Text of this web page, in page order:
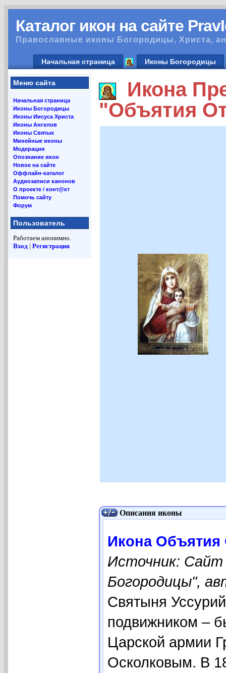
Каталог икон на сайте
Православные иконы Богородицы, Христа,
Начальная страница Иконы Богородицы
Меню сайта
Начальная страница
Иконы Богородицы
Иконы Иисуса Христа
Иконы Ангелов
Иконы Святых
Минейные иконы
Модерация
Опознание икон
Новое на сайте
Оффлайн-каталог
Аудиозаписи канонов
О проекте / конт@кт
Помочь сайту
Форум
Пользователь
Работаем анонимно.
Вход | Регистрация
Икона
"Объятия
Описания иконы
Икона Объятия
Источник: Сайт
Богородицы",
Святыня
подвижником –
Царской армии
Осколковым. В